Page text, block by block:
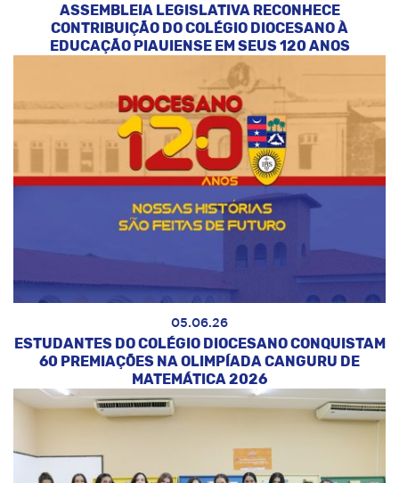
ASSEMBLEIA LEGISLATIVA RECONHECE
CONTRIBUIÇÃO DO COLÉGIO DIOCESANO À
EDUCAÇÃO PIAUIENSE EM SEUS 120 ANOS
05.06.26
ESTUDANTES DO COLÉGIO DIOCESANO CONQUISTAM
60 PREMIAÇÕES NA OLIMPÍADA CANGURU DE
MATEMÁTICA 2026